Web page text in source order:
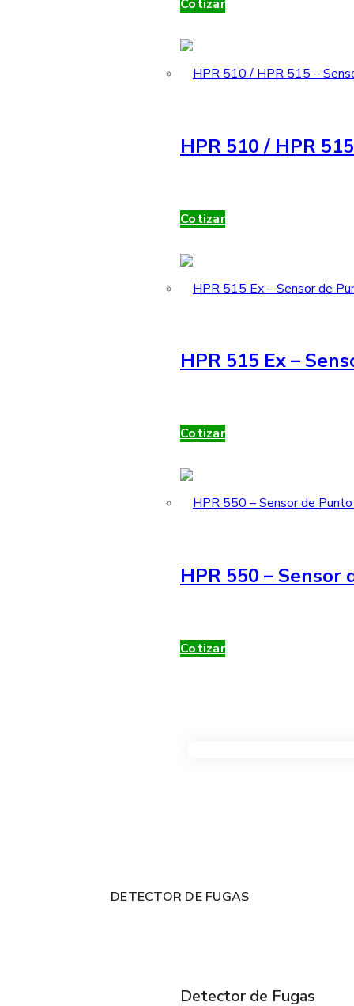
Cotizar
HPR 510 / HPR
Cotizar
HPR 515 Ex –
Cotizar
HPR 550 – Sensor
Cotizar
DETECTOR DE FUGAS
Detector de Fugas